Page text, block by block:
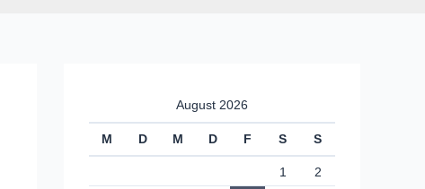
August 2026
M D M D F S S
1
2